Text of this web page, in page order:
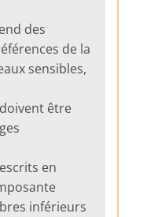
des
de la
sensibles,
être
en
inférieurs